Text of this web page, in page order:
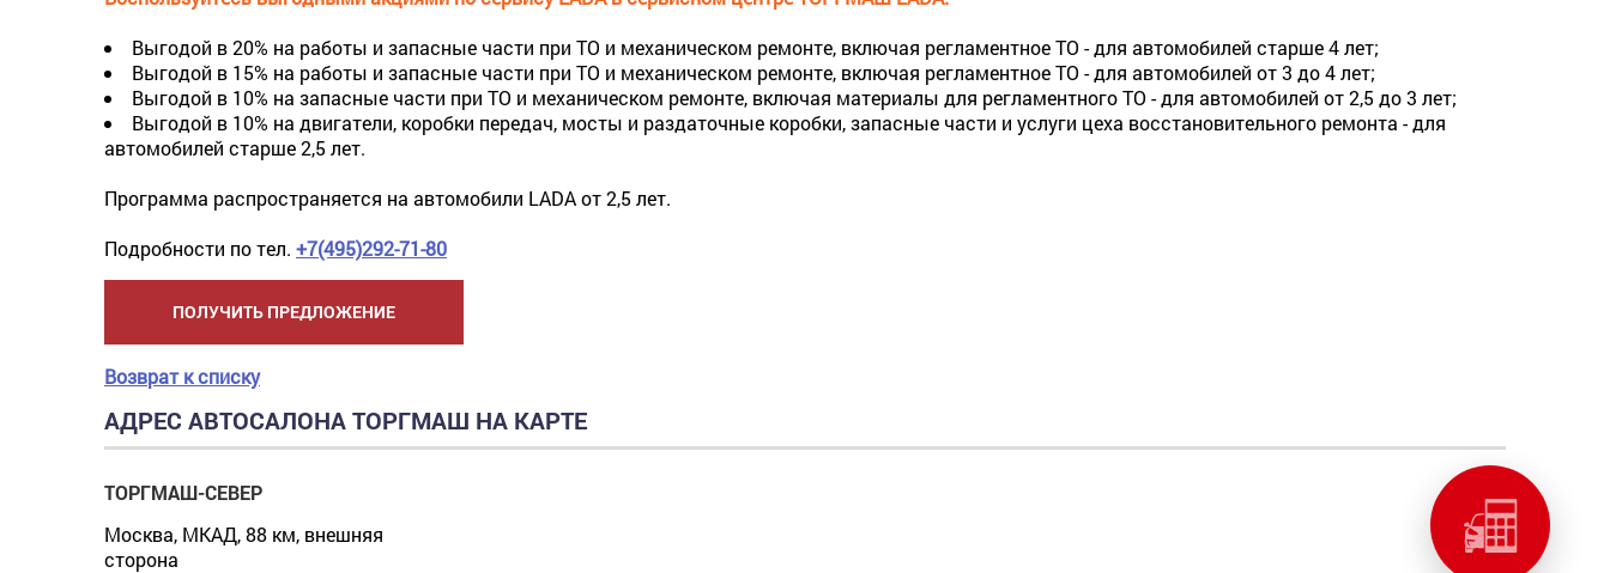
Выгодой в 20% на работы и запасные части при ТО и механическом ремонте, включая регламентное ТО - для автомобилей старше 4 лет;
Выгодой в 15% на работы и запасные части при ТО и механическом ремонте, включая регламентное ТО - для автомобилей от 3 до 4 лет;
Выгодой в 10% на запасные части при ТО и механическом ремонте, включая материалы для регламентного ТО - для автомобилей от 2,5 до 3 лет;
Выгодой в 10% на двигатели, коробки передач, мосты и раздаточные коробки, запасные части и услуги цеха восстановительного ремонта - для
автомобилей старше 2,5 лет.
Программа распространяется на автомобили LADA от 2,5 лет.
Подробности по тел. +7(495)292-71-80
ПОЛУЧИТЬ ПРЕДЛОЖЕНИЕ
Возврат к списку
АДРЕС АВТОСАЛОНА ТОРГМАШ НА КАРТЕ
ТОРГМАШ-СЕВЕР
Москва, МКАД, 88 км, внешняя
сторона